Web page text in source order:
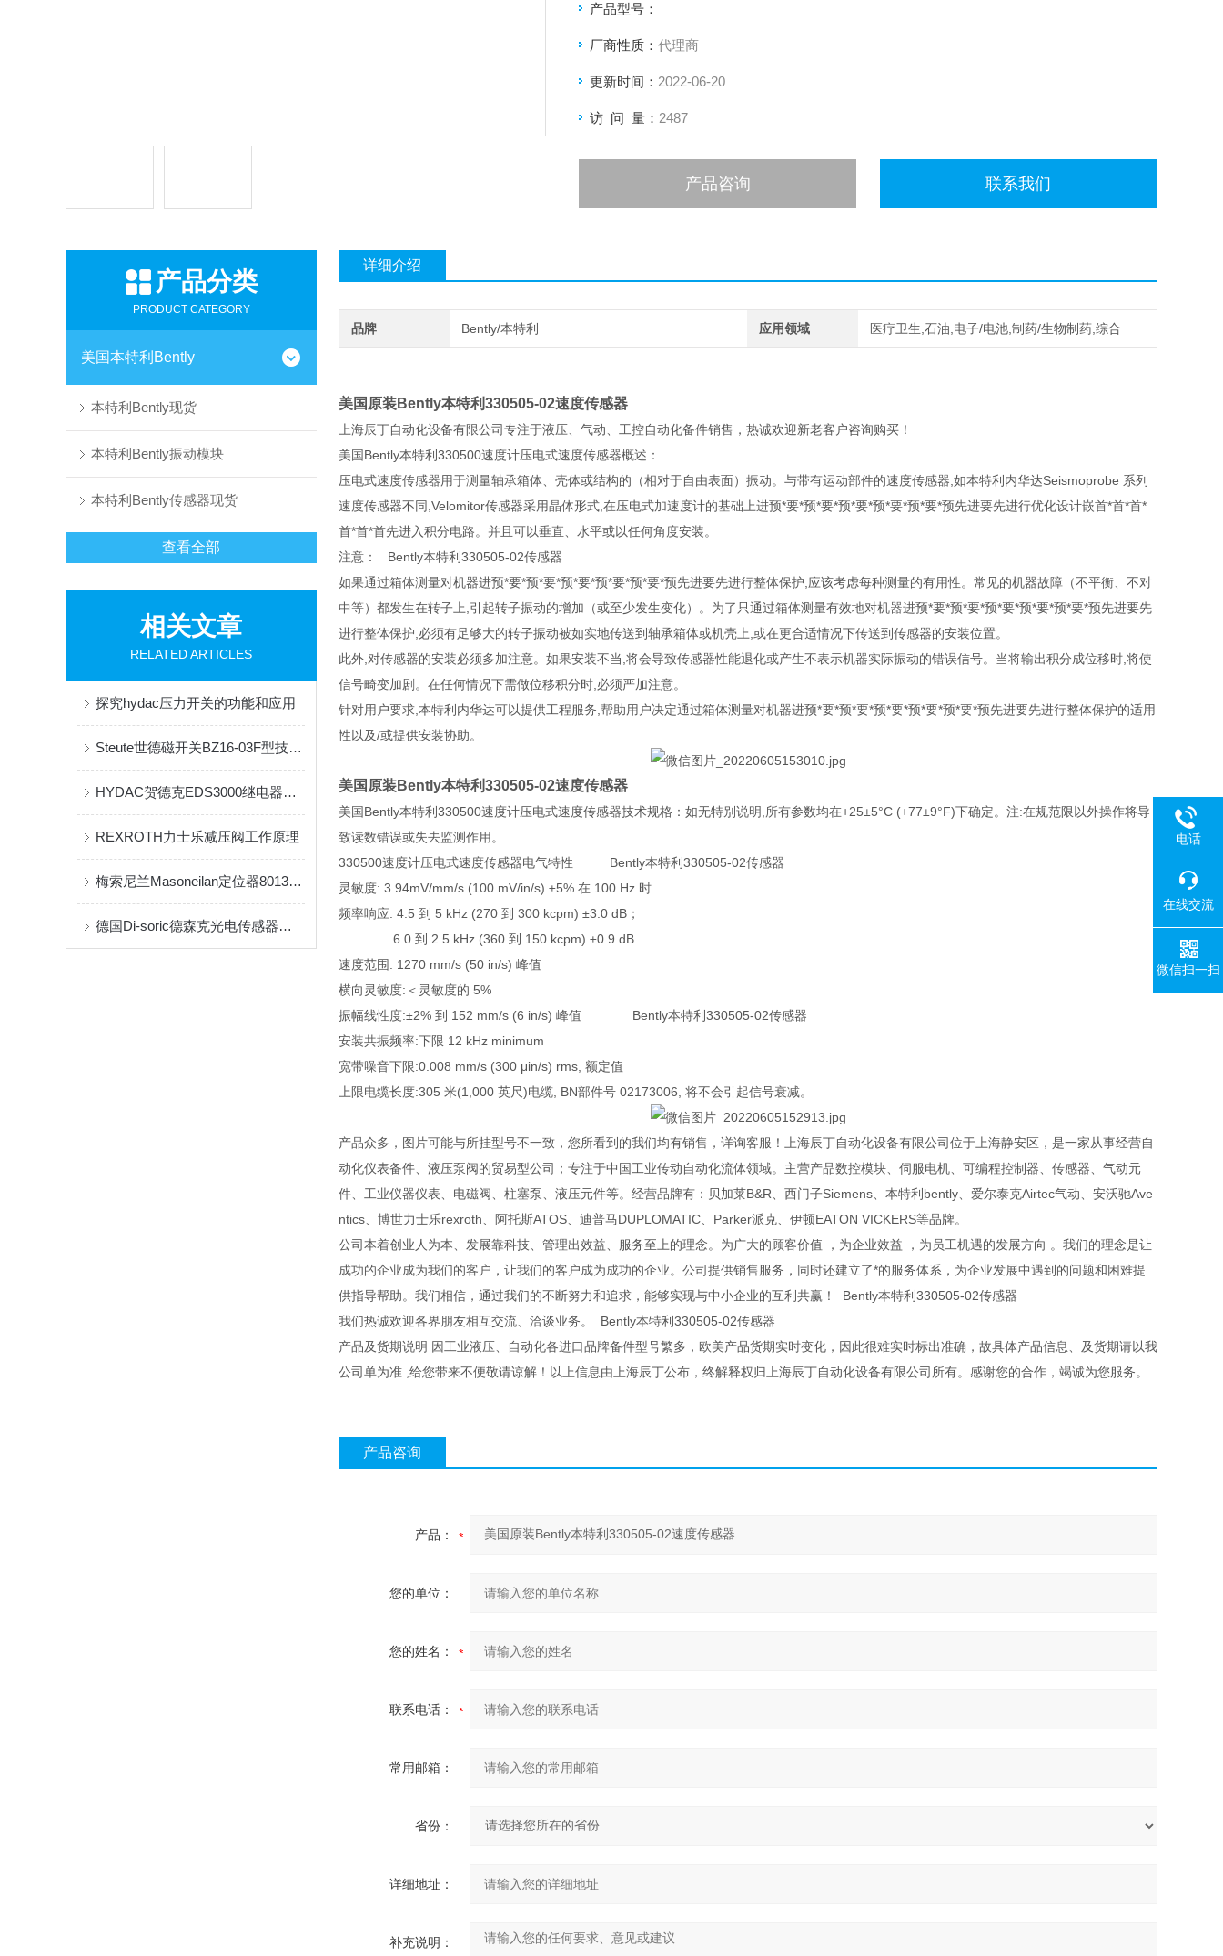
产品型号：
厂商性质： 代理商
更新时间： 2022-06-20
访 问 量： 2487
产品咨询 联系我们
产品分类
PRODUCT CATEGORY
美国本特利Bently
本特利Bently现货
本特利Bently振动模块
本特利Bently传感器现货
查看全部
相关文章
RELATED ARTICLES
探究hydac压力开关的功能和应用
Steute世德磁开关BZ16-03F型技术参数
HYDAC贺德克EDS3000继电器的交易货期及价格调整说明
REXROTH力士乐减压阀工作原理
梅索尼兰Masoneilan定位器8013-255
德国Di-soric德森克光电传感器结构分析
详细介绍
品牌 Bently/本特利 应用领域 医疗卫生,石油,电子/电池,制药/生物制药,综合
美国原装Bently本特利330505-02速度传感器
上海辰丁自动化设备有限公司专注于液压、气动、工控自动化备件销售，热诚欢迎新老客户咨询购买！
美国Bently本特利330500速度计压电式速度传感器概述：
压电式速度传感器用于测量轴承箱体、壳体或结构的（相对于自由表面）振动。与带有运动部件的速度传感器,如本特利内华达Seismoprobe 系列
速度传感器不同,Velomitor传感器采用晶体形式,在压电式加速度计的基础上进预*要*预*要*预*要*预*要*预*要*预先进要先进行优化设计嵌首*首*首*
首*首*首先进入积分电路。并且可以垂直、水平或以任何角度安装。
注意： Bently本特利330505-02传感器
如果通过箱体测量对机器进预*要*预*要*预*要*预*要*预*要*预先进要先进行整体保护,应该考虑每种测量的有用性。常见的机器故障（不平衡、不对
中等）都发生在转子上,引起转子振动的增加（或至少发生变化）。为了只通过箱体测量有效地对机器进预*要*预*要*预*要*预*要*预*要*预先进要先
进行整体保护,必须有足够大的转子振动被如实地传送到轴承箱体或机壳上,或在更合适情况下传送到传感器的安装位置。
此外,对传感器的安装必须多加注意。如果安装不当,将会导致传感器性能退化或产生不表示机器实际振动的错误信号。当将输出积分成位移时,将使
信号畸变加剧。在任何情况下需做位移积分时,必须严加注意。
针对用户要求,本特利内华达可以提供工程服务,帮助用户决定通过箱体测量对机器进预*要*预*要*预*要*预*要*预*要*预先进要先进行整体保护的适用
性以及/或提供安装协助。
美国原装Bently本特利330505-02速度传感器
美国Bently本特利330500速度计压电式速度传感器技术规格：如无特别说明,所有参数均在+25±5°C (+77±9°F)下确定。注:在规范限以外操作将导
致读数错误或失去监测作用。
330500速度计压电式速度传感器电气特性 Bently本特利330505-02传感器
灵敏度: 3.94mV/mm/s (100 mV/in/s) ±5% 在 100 Hz 时
频率响应: 4.5 到 5 kHz (270 到 300 kcpm) ±3.0 dB；
6.0 到 2.5 kHz (360 到 150 kcpm) ±0.9 dB.
速度范围: 1270 mm/s (50 in/s) 峰值
横向灵敏度:＜灵敏度的 5%
振幅线性度:±2% 到 152 mm/s (6 in/s) 峰值 Bently本特利330505-02传感器
安装共振频率:下限 12 kHz minimum
宽带噪音下限:0.008 mm/s (300 μin/s) rms, 额定值
上限电缆长度:305 米(1,000 英尺)电缆, BN部件号 02173006, 将不会引起信号衰减。
产品众多，图片可能与所挂型号不一致，您所看到的我们均有销售，详询客服！上海辰丁自动化设备有限公司位于上海静安区，是一家从事经营自
动化仪表备件、液压泵阀的贸易型公司；专注于中国工业传动自动化流体领域。主营产品数控模块、伺服电机、可编程控制器、传感器、气动元
件、工业仪器仪表、电磁阀、柱塞泵、液压元件等。经营品牌有：贝加莱B&R、西门子Siemens、本特利bently、爱尔泰克Airtec气动、安沃驰Ave
ntics、博世力士乐rexroth、阿托斯ATOS、迪普马DUPLOMATIC、Parker派克、伊顿EATON VICKERS等品牌。
公司本着创业人为本、发展靠科技、管理出效益、服务至上的理念。为广大的顾客价值 ，为企业效益 ，为员工机遇的发展方向 。我们的理念是让
成功的企业成为我们的客户，让我们的客户成为成功的企业。公司提供销售服务，同时还建立了*的服务体系，为企业发展中遇到的问题和困难提
供指导帮助。我们相信，通过我们的不断努力和追求，能够实现与中小企业的互利共赢！ Bently本特利330505-02传感器
我们热诚欢迎各界朋友相互交流、洽谈业务。 Bently本特利330505-02传感器
产品及货期说明 因工业液压、自动化各进口品牌备件型号繁多，欧美产品货期实时变化，因此很难实时标出准确，故具体产品信息、及货期请以我
公司单为准 ,给您带来不便敬请谅解！以上信息由上海辰丁公布，终解释权归上海辰丁自动化设备有限公司所有。感谢您的合作，竭诚为您服务。
产品咨询
产品：
您的单位：
您的姓名：
联系电话：
常用邮箱：
省份：
详细地址：
补充说明：
电话
在线交流
微信扫一扫